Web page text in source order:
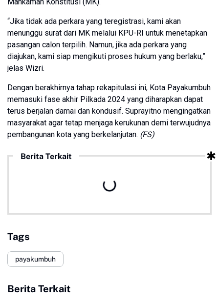
“Jika tidak ada perkara yang teregistrasi, kami akan
menunggu surat dari MK melalui KPU-RI untuk menetapkan
pasangan calon terpilih. Namun, jika ada perkara yang
diajukan, kami siap mengikuti proses hukum yang berlaku,”
jelas Wizri.
Dengan berakhirnya tahap rekapitulasi ini, Kota Payakumbuh
memasuki fase akhir Pilkada 2024 yang diharapkan dapat
terus berjalan damai dan kondusif. Suprayitno mengingatkan
masyarakat agar tetap menjaga kerukunan demi terwujudnya
pembangunan kota yang berkelanjutan. (FS)
Berita Terkait
Tags
payakumbuh
Berita Terkait